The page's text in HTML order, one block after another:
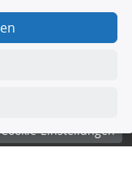
Hemsbünde |
Cookie-Einstellungen